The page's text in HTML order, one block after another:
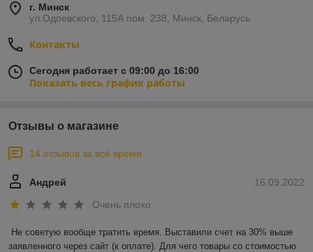
г. Минск
ул.Одоевского, 115А пом. 238, Минск, Беларусь
Контакты
Сегодня работает с 09:00 до 16:00
Показать весь график работы
Отзывы о магазине
14 отзывов за всё время
16.09.2022
Андрей
Очень плохо
Не советую вообще тратить время. Выставили счет на 30% выше
заявленного через сайт (к оплате). Для чего товары со стоимостью